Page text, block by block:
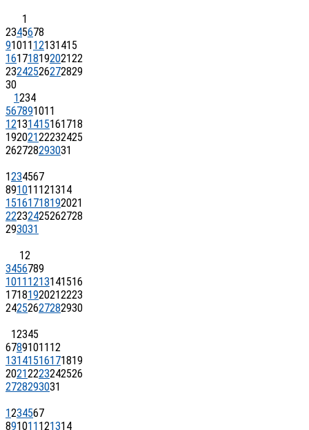
1
2345678
9101112131415
16171819202122
23242526272829
30
1234
567891011
12131415161718
19202122232425
262728293031
1234567
891011121314
15161718192021
22232425262728
293031
12
3456789
10111213141516
17181920212223
24252627282930
12345
6789101112
13141516171819
20212223242526
2728293031
1234567
891011121314